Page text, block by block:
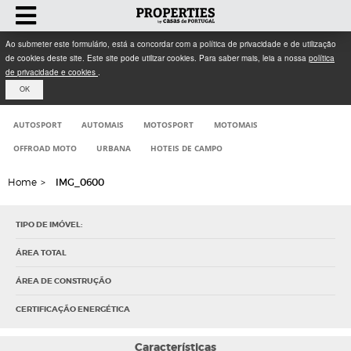
Ao submeter este formulário, está a concordar com a política de privacidade e de utilização
de cookies deste site. Este site pode utilizar cookies. Para saber mais, leia a nossa política
de privacidade e cookies .
OK
AUTOSPORT AUTOMAIS MOTOSPORT MOTOMAIS
OFFROAD MOTO URBANA HOTEIS DE CAMPO
Home > IMG_0600
TIPO DE IMÓVEL:
ÁREA TOTAL
ÁREA DE CONSTRUÇÃO
CERTIFICAÇÃO ENERGÉTICA
Características